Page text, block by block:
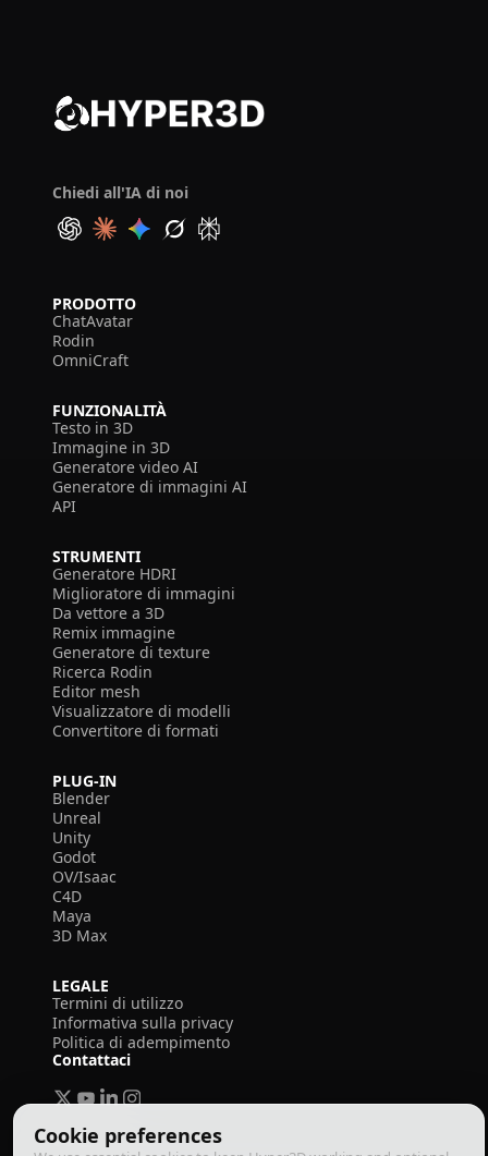
Cookie preferences
Chiedi all'IA di noi
PRODOTTO
ChatAvatar
Rodin
OmniCraft
FUNZIONALITÀ
Testo in 3D
Immagine in 3D
Generatore video AI
Generatore di immagini AI
API
STRUMENTI
Generatore HDRI
Miglioratore di immagini
Da vettore a 3D
Remix immagine
Generatore di texture
Ricerca Rodin
Editor mesh
Visualizzatore di modelli
Convertitore di formati
PLUG-IN
Blender
Unreal
Unity
Godot
OV/Isaac
C4D
Maya
3D Max
LEGALE
Termini di utilizzo
Informativa sulla privacy
Politica di adempimento
Contattaci